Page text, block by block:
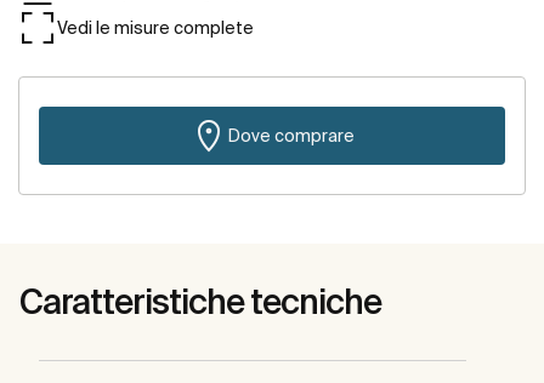
Vedi le misure complete
Dove comprare
Caratteristiche tecniche